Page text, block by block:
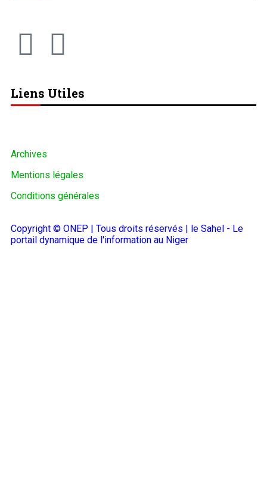
Liens Utiles
Archives
Mentions légales
Conditions générales
Copyright © ONEP | Tous droits réservés | le Sahel - Le
portail dynamique de l'information au Niger